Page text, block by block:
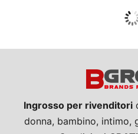
Ingrosso per rivenditori
donna, bambino,